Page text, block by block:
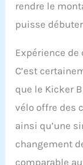
rendre le
puisse
Expérience
C’est
que le Kicker
vélo offre des
ainsi qu’une
changement
comparable